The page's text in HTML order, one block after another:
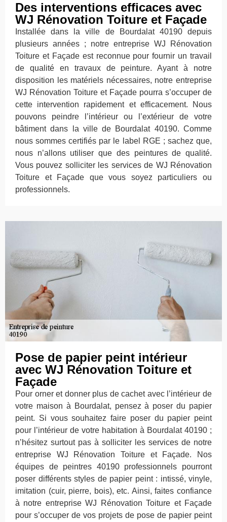
Des interventions efficaces avec
WJ Rénovation Toiture et Façade
Installée dans la ville de Bourdalat 40190 depuis
plusieurs années ; notre entreprise WJ Rénovation
Toiture et Façade est reconnue pour fournir un travail
de qualité en travaux de peinture. Ayant à notre
disposition les matériels nécessaires, notre entreprise
WJ Rénovation Toiture et Façade pourra s’occuper de
cette intervention rapidement et efficacement. Nous
pouvons peindre l’intérieur ou l’extérieur de votre
bâtiment dans la ville de Bourdalat 40190. Comme
nous sommes certifiés par le label RGE ; sachez que,
nous n’allons utiliser que des peintures de qualité.
Vous pouvez solliciter les services de WJ Rénovation
Toiture et Façade que vous soyez particuliers ou
professionnels.
Pose de papier peint intérieur
avec WJ Rénovation Toiture et
Façade
Pour orner et donner plus de cachet avec l’intérieur de
votre maison à Bourdalat, pensez à poser du papier
peint. Si vous souhaitez faire poser du papier peint
pour l’intérieur de votre habitation à Bourdalat 40190 ;
n’hésitez surtout pas à solliciter les services de notre
entreprise WJ Rénovation Toiture et Façade. Nos
équipes de peintres 40190 professionnels pourront
poser différents styles de papier peint : intissé, vinyle,
imitation (cuir, pierre, bois), etc. Ainsi, faites confiance
à notre entreprise WJ Rénovation Toiture et Façade
pour s’occuper de vos projets de pose de papier peint